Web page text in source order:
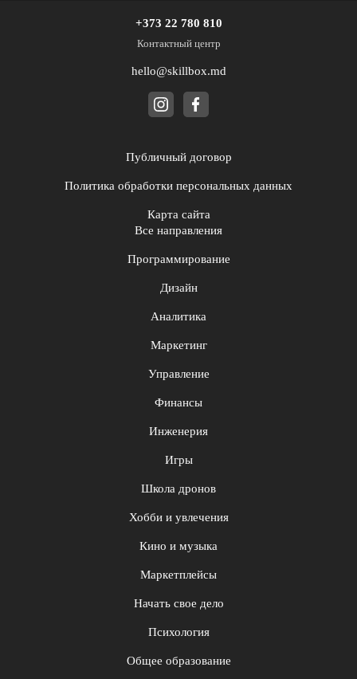
+373 22 780 810
Контактный центр
hello@skillbox.md
Публичный договор
Политика обработки персональных данных
Карта сайта
Все направления
Программирование
Дизайн
Аналитика
Маркетинг
Управление
Финансы
Инженерия
Игры
Школа дронов
Хобби и увлечения
Кино и музыка
Маркетплейсы
Начать свое дело
Психология
Общее образование